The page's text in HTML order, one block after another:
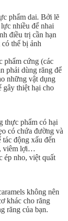
phẩm dai. Bởi lẽ
nhiều để nhai
điều trị cần hạn
thể bị ảnh
phẩm cứng (các
phải dùng răng để
những vật dụng
thiệt hại cho
thực phẩm có hại
có chứa đường và
động xấu đến
viêm lợi…
ép nho, việt quất
không nên
khác cho răng
răng của bạn.